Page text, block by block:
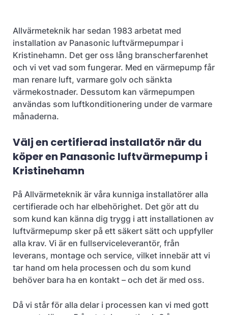
Allvärmeteknik har sedan 1983 arbetat med
installation av Panasonic luftvärmepumpar i
Kristinehamn. Det ger oss lång branscherfarenhet
och vi vet vad som fungerar. Med en värmepump får
man renare luft, varmare golv och sänkta
värmekostnader. Dessutom kan värmepumpen
användas som luftkonditionering under de varmare
månaderna.
Välj en certifierad installatör när du
köper en Panasonic luftvärmepump i
Kristinehamn
På Allvärmeteknik är våra kunniga installatörer alla
certifierade och har elbehörighet. Det gör att du
som kund kan känna dig trygg i att installationen av
luftvärmepump sker på ett säkert sätt och uppfyller
alla krav. Vi är en fullserviceleverantör, från
leverans, montage och service, vilket innebär att vi
tar hand om hela processen och du som kund
behöver bara ha en kontakt – och det är med oss.
Då vi står för alla delar i processen kan vi med gott